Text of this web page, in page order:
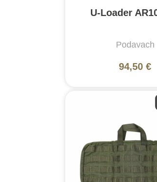
U-Loader
Podavach
94,50 €